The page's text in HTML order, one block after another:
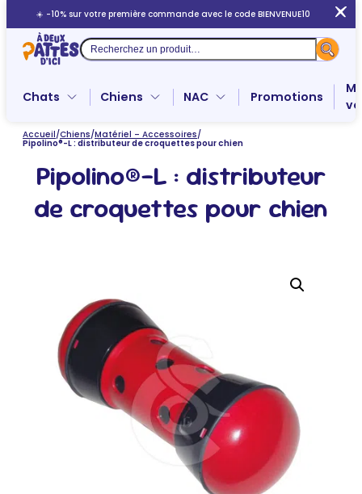
au
contenu
☀️ -10% sur votre première commande avec le code BIENVENUE10
Recherche
Chats Chiens NAC Promotions
Accueil/Chiens/Matériel – Accessoires/
Pipolino®-L : distributeur de croquettes pour chien
Pipolino®-L : distributeur
de croquettes pour chien